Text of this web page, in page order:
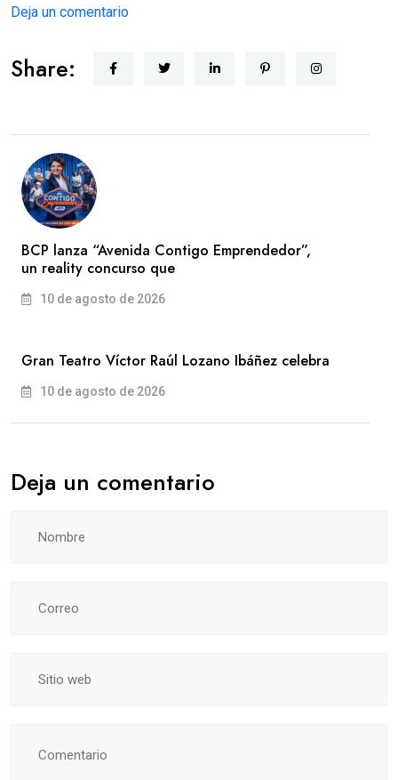
Deja un comentario
Share:
BCP lanza “Avenida Contigo Emprendedor”,
un reality concurso que
10 de agosto de 2026
Gran Teatro Víctor Raúl Lozano Ibáñez celebra
10 de agosto de 2026
Deja un comentario